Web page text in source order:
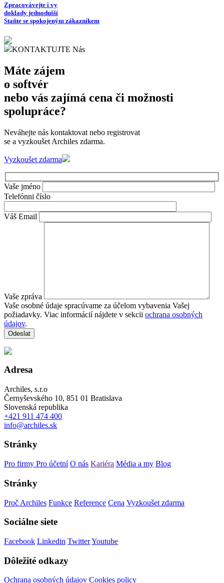
Zpracovávejte i vy
doklady jednodušší
Staňte se spokojeným zákazníkem
KONTAKTUJTE Nás
Máte zájem
o softvér
nebo vás zajímá cena či možnosti
spolupráce?
Neváhejte nás kontaktovat nebo registrovat
se a vyzkoušet Archiles zdarma.
Vyzkoušet zdarma
Vaše jméno
Telefónni číslo
Váš Email
Vaše zpráva
Vaše osobné údaje spracúvame za účelom vybavenia Vašej
požiadavky. Viac informácií nájdete v sekcii ochrana osobných
údajov.
Adresa
Archiles, s.r.o
Černyševského 10, 851 01 Bratislava
Slovenská republika
+421 911 474 400
info@archiles.sk
Stránky
Pro firmy Pro účetní O nás Kariéra Média a my Blog
Stránky
Proč Archiles Funkce Reference Cena Vyzkoušet zdarma
Sociálne siete
Facebook Linkedin TwitterYoutube
Dôležité odkazy
Ochrana osobných údajov Cookies policy